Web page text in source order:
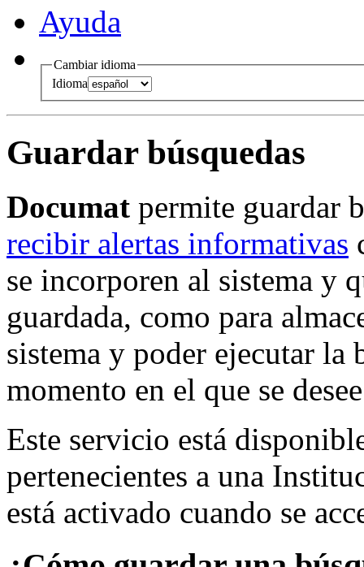
Ayuda
Cambiar idioma
Idioma
Guardar búsquedas
Documat permite guardar
recibir alertas informativas
se incorporen al sistema y
guardada, como para
sistema y poder ejecutar la
momento en el que se
Este servicio está
pertenecientes a una
está activado cuando se